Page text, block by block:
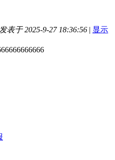
表于 2025-9-27 18:36:56 | 显示